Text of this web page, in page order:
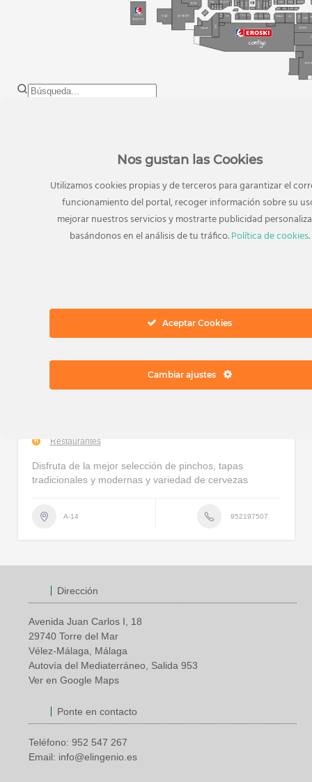
Tiendas relacionadas
Restaurantes
Disfruta de la mejor selección de pinchos, tapas
tradicionales y modernas y variedad de cervezas
A-14 952197507
Dirección
Avenida Juan Carlos I, 18
29740 Torre del Mar
Vélez-Málaga, Málaga
Autovía del Mediaterráneo, Salida 953
Ver en Google Maps
Ponte en contacto
Teléfono: 952 547 267
Email: info@elingenio.es
Nos gustan las Cookies
Utilizamos cookies propias y de terceros para garantizar el
funcionamiento del portal, recoger información sobre su
mejorar nuestros servicios y mostrarte publicidad
basándonos en el análisis de tu tráfico.Política de cookies.
Aceptar Cookies
Cambiar ajustes